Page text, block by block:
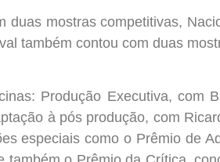
duas mostras competitivas,
também contou com duas
Produção Executiva, com
à pós produção, com
especiais como o Prêmio de